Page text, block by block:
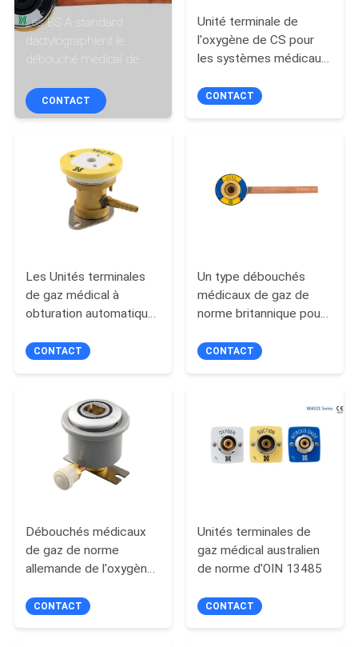
CONTRÔLE
QUALITÉ
CONTACTEZ-
DEMANDEZ
CITATION
DU
PRIVACY
POLICY
Les BS A standard
dactylographient le
débouché médical de
400Kpa
CONTACT
Unité terminale de
l'oxygène de CS pour
les systèmes médicaux
CONTACT
Les Unités terminales
de gaz médical à
obturation automatique
pipe-lines consolent
CONTACT
Un type débouchés
médicaux de gaz de
norme britannique pour
CONTACT
Débouchés médicaux
de gaz de norme
allemande de l'oxygène,
console de pièce
CONTACT
Unités terminales de
gaz médical australien
de norme d'OIN 13485
CONTACT